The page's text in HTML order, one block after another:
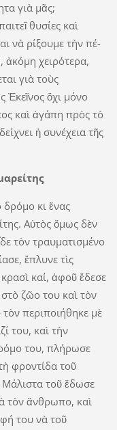
γιὰ μᾶς;
θυσίες καὶ
νὰ ­ρίξουμε τὴν πέ­­
χειρότερα,
γιὰ τοὺς
ὄχι μόνο
καὶ ἀγάπη πρὸς τὸ
ἡ συνέχεια τῆς
κι ἕνας
Αὐτὸς ὅμως δὲν
τὸν τραυματισμένο
ἔπλυνε τὶς
καί, ἀφοῦ ἔδεσε
ζῶο του καὶ τὸν
περιποιήθηκε μὲ
του, καὶ τὴν
του, πλήρωσε
φροντίδα τοῦ
τοῦ ἔδωσε
τὸν ἄνθρωπο, καὶ
του νὰ τοῦ